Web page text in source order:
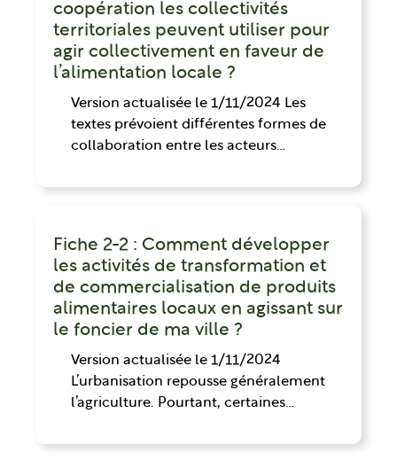
coopération les collectivités
territoriales peuvent utiliser pour
agir collectivement en faveur de
l’alimentation locale ?
Version actualisée le 1/11/2024 Les
textes prévoient différentes formes de
collaboration entre les acteurs…
Fiche 2-2 : Comment développer
les activités de transformation et
de commercialisation de produits
alimentaires locaux en agissant sur
le foncier de ma ville ?
Version actualisée le 1/11/2024
L’urbanisation repousse généralement
l’agriculture. Pourtant, certaines…